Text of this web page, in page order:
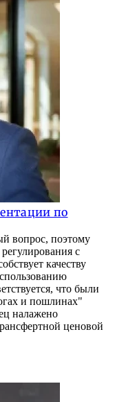
по
вопрос, поэтому
с
качеству
что были
и пошлинах"
налажено
ценовой